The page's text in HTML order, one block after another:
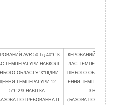
AVR 50 Гц 40℃ К
ТЕМПЕРАТУРИ НАВКОЛІ
ОБЛАСТЯ"Х"ПІДВИ
ТЕМПЕРАТУРИ 12
5℃ 2/3 НАВІТКА
ПОТРЕБОВАННА П
КЕРОВАНИЙ AVR 60
ЛАС ТЕМПЕРАТУРИ
ШНЬОГО
ЕННЯ ТЕМПЕРАТУРИ
3 НАВІТКА
(БАЗОВА